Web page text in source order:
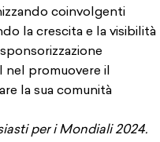
coinvolgenti
la crescita e la visibilità
promuovere il
la sua comunità
per i Mondiali 2024.